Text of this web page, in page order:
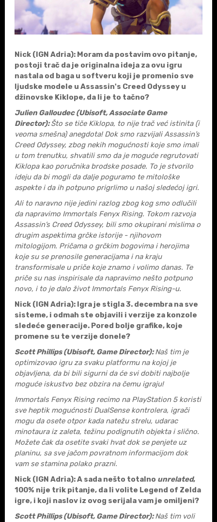
Nick (IGN Adria): Moram da postavim ovo pitanje,
postoji trač da je originalna ideja za ovu igru
nastala od baga u softveru koji je promenio sve
ljudske modele u Assassin's Creed Odyssey u
džinovske Kiklope, da li je to tačno?
Julien Galloudec (Ubisoft, Associate Game
Director):Što se tiče Kiklopa, to nije trač već istinita (i
veoma smešna) anegdota! Dok smo razvijali Assassin’s
Creed Odyssey, zbog nekih mogućnosti koje smo imali
u tom trenutku, shvatili smo da je moguće regrutovati
Kiklopa kao poručnika brodske posade. To je stvorilo
ideju da bi mogli da dalje poguramo te mitološke
aspekte i da ih potpuno prigrlimo u našoj sledećoj igri.
Ali to naravno nije jedini razlog zbog kog smo odlučili
da napravimo Immortals Fenyx Rising. Tokom razvoja
Assassin’s Creed Odyssey, bili smo okupirani mislima o
drugim aspektima grčke istorije - njihovom
mitologijom. Pričama o grčkim bogovima i herojima
koje su se prenosile generacijama i na kraju
transformisale u priče koje znamo i volimo danas. Te
priče su nas inspirisale da napravimo nešto potpuno
novo, i to je dalo život Immortals Fenyx Rising-u.
Nick (IGN Adria): Igra je stigla 3. decembra na sve
sisteme, i odmah ste objavili i verzije za konzole
sledeće generacije. Pored bolje grafike, koje
promene su te verzije donele?
Scott Phillips (Ubisoft, Game Director):Naš tim je
optimizovao igru za svaku platformu na kojoj je
objavljena, da bi bili sigurni da će svi dobiti najbolje
moguće iskustvo bez obzira na čemu igraju!
Immortals Fenyx Rising recimo na PlayStation 5 koristi
sve heptik mogućnosti DualSense kontrolera, igrači
mogu da osete otpor kada natežu strelu, udarac
minotaura iz zaleta, težinu podignutih objekta i slično.
Možete čak da osetite svaki hvat dok se penjete uz
planinu, sa sve jačom povratnom informacijom dok
vam se stamina polako prazni.
Nick (IGN Adria):A sada nešto totalno unrelated,
100% nije trik pitanje, da li volite Legend of Zelda
igre, i koji naslov iz ovog serijala vam je omiljeni?
Scott Phillips (Ubisoft, Game Director):Naš tim voli